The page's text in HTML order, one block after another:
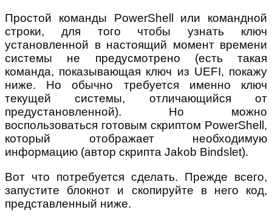
Простой команды PowerShell или командной
строки, для того чтобы узнать ключ
установленной в настоящий момент времени
системы не предусмотрено (есть такая
команда, показывающая ключ из UEFI, покажу
ниже. Но обычно требуется именно ключ
текущей системы, отличающийся от
предустановленной). Но можно
воспользоваться готовым скриптом PowerShell,
который отображает необходимую
информацию (автор скрипта Jakob Bindslet).
Вот что потребуется сделать. Прежде всего,
запустите блокнот и скопируйте в него код,
представленный ниже.